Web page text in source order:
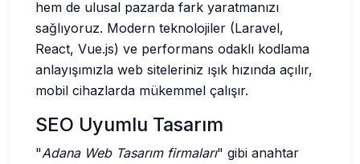
hem de ulusal pazarda fark yaratmanızı
sağlıyoruz. Modern teknolojiler (Laravel,
React, Vue.js) ve performans odaklı kodlama
anlayışımızla web siteleriniz ışık hızında açılır,
mobil cihazlarda mükemmel çalışır.
SEO Uyumlu Tasarım
"Adana Web Tasarım firmaları" gibi anahtar